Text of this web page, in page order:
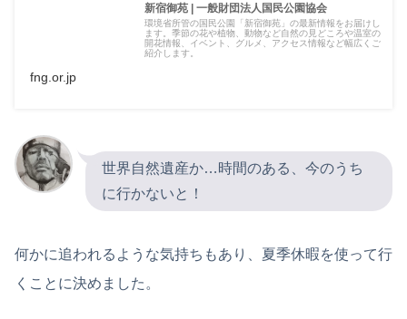
新宿御苑 | 一般財団法人国民公園協会
環境省所管の国民公園「新宿御苑」の最新情報をお届けし
ます。季節の花や植物、動物など自然の見どころや温室の
開花情報、イベント、グルメ、アクセス情報など幅広くご
紹介します。
fng.or.jp
世界自然遺産か…時間のある、今のうち
に行かないと！
何かに追われるような気持ちもあり、夏季休暇を使って行
くことに決めました。